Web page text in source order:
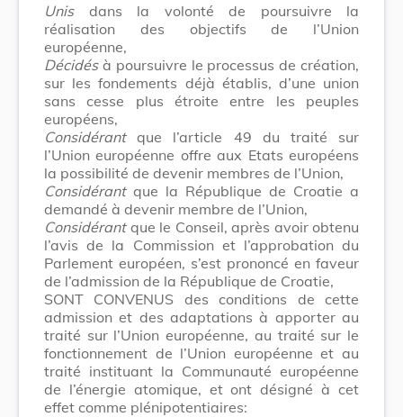
Unis dans la volonté de poursuivre la
réalisation des objectifs de l’Union
européenne,
Décidés à poursuivre le processus de création,
sur les fondements déjà établis, d’une union
sans cesse plus étroite entre les peuples
européens,
Considérantque l’article 49 du traité sur
l’Union européenne offre aux Etats européens
la possibilité de devenir membres de l’Union,
Considérant que la République de Croatie a
demandé à devenir membre de l’Union,
Considérantque le Conseil, après avoir obtenu
l’avis de la Commission et l’approbation du
Parlement européen, s’est prononcé en faveur
de l’admission de la République de Croatie,
SONT CONVENUS des conditions de cette
admission et des adaptations à apporter au
traité sur l’Union européenne, au traité sur le
fonctionnement de l’Union européenne et au
traité instituant la Communauté européenne
de l’énergie atomique, et ont désigné à cet
effet comme plénipotentiaires: